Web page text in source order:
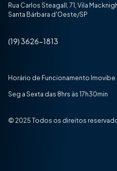
Rua Carlos Steagall, 71, Vila
Santa Bárbara d'Oeste/SP
(19) 3626-1813
Horário de Funcionamento Imovibe
Seg a Sexta das 8hrs às 17h30min
© 2025 Todos os direitos